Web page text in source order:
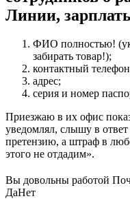
Линии,
ФИО полностью!
забирать товар!);
контактный
адрес;
серия и номер
Приезжаю в их офис
уведомлял, слышу в
претензию, а штраф в
этого не отдадим».
Вы довольны работой
ДаНет